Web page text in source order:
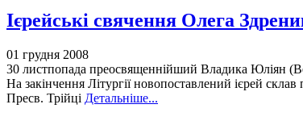
Ієрейські свячення Олега
01 грудня 2008
30 листпопада преосвященнійший Владика Юліян
На закінчення Літургії новопоставлений ієрей
Пресв. Трійці Детальніше...